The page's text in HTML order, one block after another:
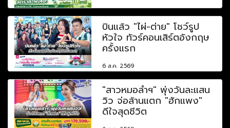
บินแล้ว "ไผ่-ต่าย" โชว์รูป
หัวใจ ทัวร์คอนเสิร์ตอังกฤษ
ครั้งแรก
6 ส.ค. 2569
"สาวหมอลำฯ" พุ่งวันละแสน
วิว จ่อล้านแตก "ฮักแพง"
ดีใจสุดชีวิต